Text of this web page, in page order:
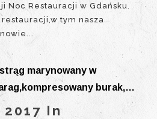
Noc Restauracji w Gdańsku.
tym nasza
marynowany w
burak,…
In